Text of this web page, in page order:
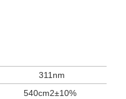
311nm
540cm2±10%